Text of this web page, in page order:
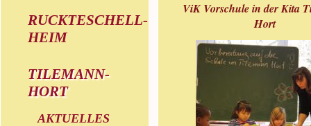
RUCKTESCHELL-
HEIM
TILEMANN-
HORT
AKTUELLES
ViK Vorschule in der Kita
Hort